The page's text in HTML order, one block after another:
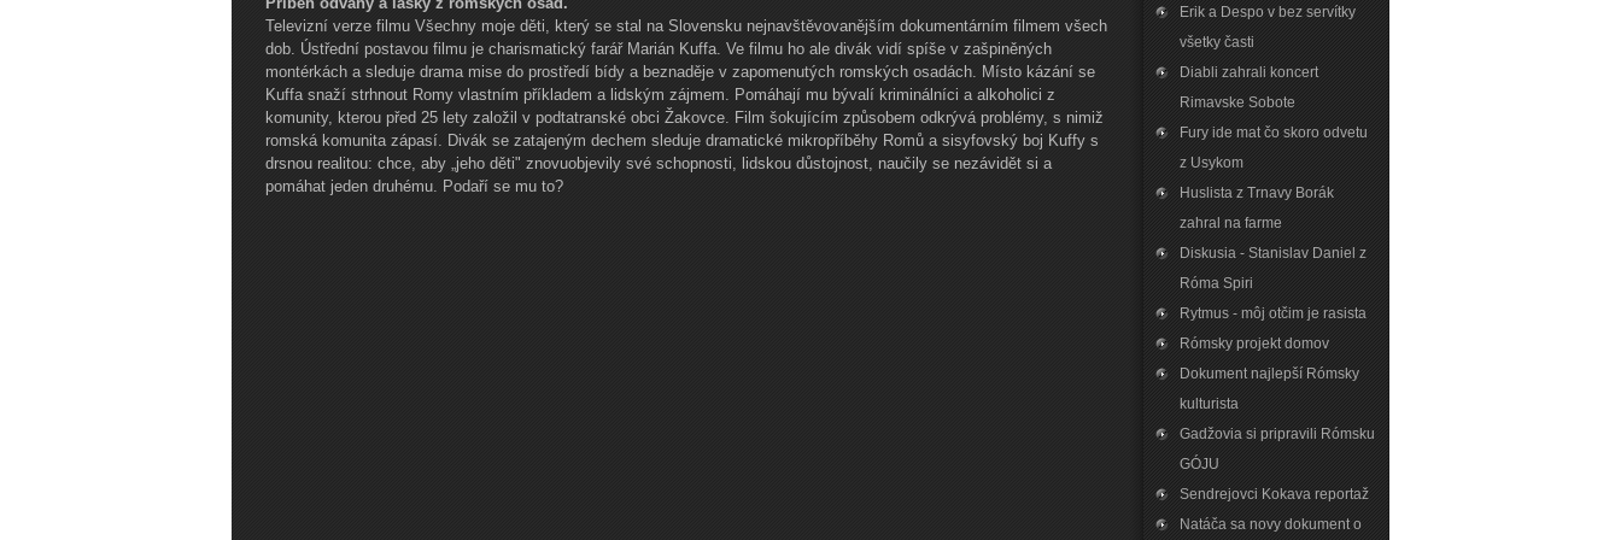
Televizní verze filmu Všechny moje děti, který se stal na Slovensku nejnavštěvovanějším dokumentárním filmem všech
dob. Ústřední postavou filmu je charismatický farář Marián Kuffa. Ve filmu ho ale divák vidí spíše v zašpiněných
montérkách a sleduje drama mise do prostředí bídy a beznaděje v zapomenutých romských osadách. Místo kázání se
Kuffa snaží strhnout Romy vlastním příkladem a lidským zájmem. Pomáhají mu bývalí kriminálníci a alkoholici z
komunity, kterou před 25 lety založil v podtatranské obci Žakovce. Film šokujícím způsobem odkrývá problémy, s nimiž
romská komunita zápasí. Divák se zatajeným dechem sleduje dramatické mikropříběhy Romů a sisyfovský boj Kuffy s
drsnou realitou: chce, aby „jeho děti" znovuobjevily své schopnosti, lidskou důstojnost, naučily se nezávidět si a
pomáhat jeden druhému. Podaří se mu to?
Erik a Despo v bez servítky
všetky časti
Diabli zahrali koncert
Rimavske Sobote
Fury ide mat čo skoro odvetu
z Usykom
Huslista z Trnavy Borák
zahral na farme
Diskusia - Stanislav Daniel z
Róma Spiri
Rytmus - môj otčim je rasista
Rómsky projekt domov
Dokument najlepší Rómsky
kulturista
Gadžovia si pripravili Rómsku
GÓJU
Sendrejovci Kokava reportaž
Natáča sa novy dokument o